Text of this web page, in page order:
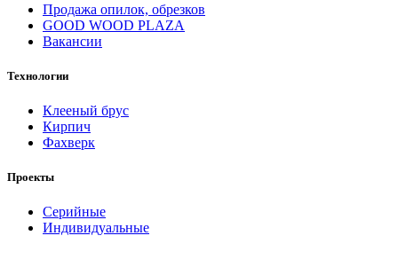
Продажа опилок, обрезков
GOOD WOOD PLAZA
Вакансии
Технологии
Клееный брус
Кирпич
Фахверк
Проекты
Серийные
Индивидуальные